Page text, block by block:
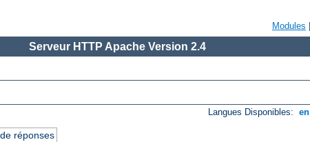
Modules
Serveur HTTP Apache Version 2.4
Langues Disponibles: en
réponses